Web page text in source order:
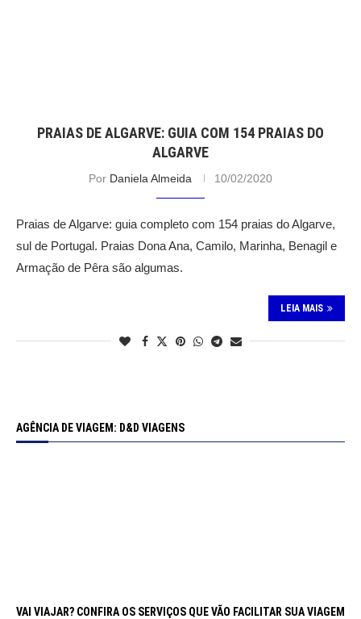
PRAIAS DE ALGARVE: GUIA COM 154 PRAIAS DO
ALGARVE
Por Daniela Almeida 10/02/2020
Praias de Algarve: guia completo com 154 praias do Algarve,
sul de Portugal. Praias Dona Ana, Camilo, Marinha, Benagil e
Armação de Pêra são algumas.
LEIA MAIS
AGÊNCIA DE VIAGEM: D&D VIAGENS
VAI VIAJAR? CONFIRA OS SERVIÇOS QUE VÃO FACILITAR SUA VIAGEM